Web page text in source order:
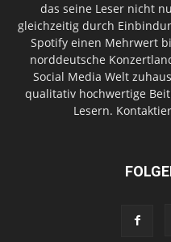
das seine Leser nicht
gleichzeitig durch
Spotify einen Mehrwert
norddeutsche
Social Media Welt
qualitativ hochwertige
Lesern.